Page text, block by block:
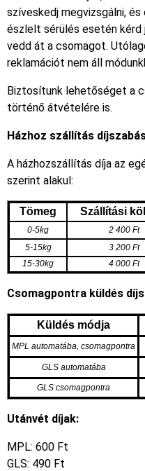
szíveskedj megvizsgálni,
észlelt sérülés esetén
vedd át a csomagot.
reklamációt nem áll
Biztosítunk lehetőséget a
történő átvételére is.
Házhoz szállítás
A házhozszállítás díja az
szerint alakul:
Tömeg Szállítási
0-5kg
2 400 Ft
5-15kg
3 200 Ft
15-30kg
4 000 Ft
Csomagpontra küldés
Küldés módja
MPL automatába, csomagpontra
GLS automatába
GLS csomagpontra
Utánvét díjak:
MPL: 600 Ft
GLS: 490 Ft